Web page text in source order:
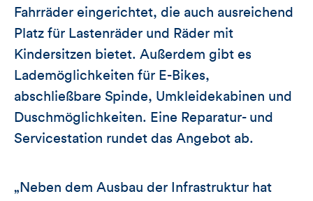
Fahrräder eingerichtet, die auch ausreichend
Platz für Lastenräder und Räder mit
Kindersitzen bietet. Außerdem gibt es
Lademöglichkeiten für E-Bikes,
abschließbare Spinde, Umkleidekabinen und
Duschmöglichkeiten. Eine Reparatur- und
Servicestation rundet das Angebot ab.
„Neben dem Ausbau der Infrastruktur hat